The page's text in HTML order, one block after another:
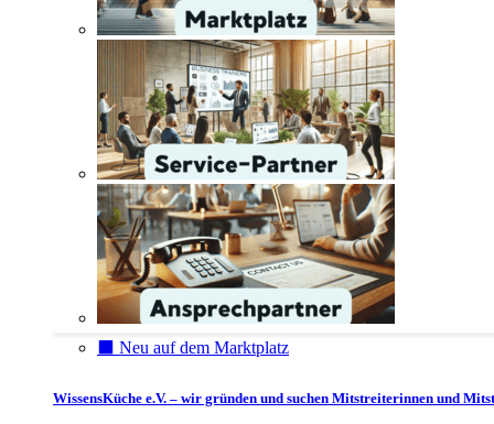
⬛️ Neu auf dem Marktplatz
WissensKüche e.V. – wir gründen und suchen Mitstreiterinnen und